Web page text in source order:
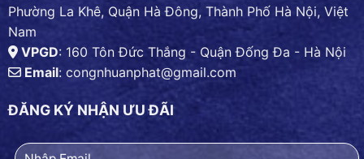
Phường La Khê, Quận Hà Đông, Thành Phố Hà Nội, Việt
Nam
VPGD: 160 Tôn Đức Thắng - Quận Đống Đa - Hà Nội
Email: congnhuanphat@gmail.com
ĐĂNG KÝ NHẬN ƯU ĐÃI